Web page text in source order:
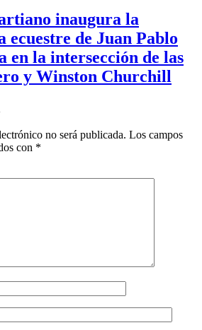
inaugura la
ecuestre de Juan Pablo
en la intersección de las
y Winston Churchill
no será publicada. Los campos
con *